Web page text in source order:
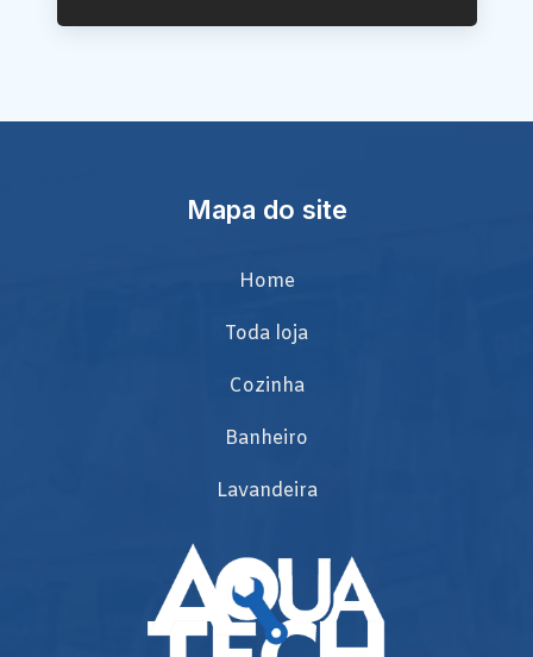
Mapa do site
Home
Toda loja
Cozinha
Banheiro
Lavandeira